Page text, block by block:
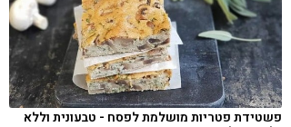
פשטידת פטריות מושלמת לפסח - טבעונית וללא